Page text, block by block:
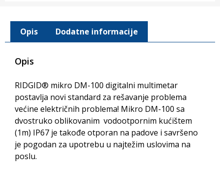
Opis Dodatne informacije
Opis
RIDGID® mikro DM-100 digitalni multimetar
postavlja novi standard za rešavanje problema
većine električnih problema! Mikro DM-100 sa
dvostruko oblikovanim vodootpornim kućištem
(1m) IP67 je takođe otporan na padove i savršeno
je pogodan za upotrebu u najtežim uslovima na
poslu.